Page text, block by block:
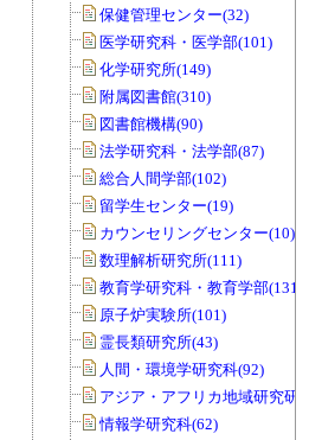
保健管理センター(32)
医学研究科・医学部(101)
化学研究所(149)
附属図書館(310)
図書館機構(90)
法学研究科・法学部(87)
総合人間学部(102)
留学生センター(19)
カウンセリングセンター(10)
数理解析研究所(111)
教育学研究科・教育学部(131)
原子炉実験所(101)
霊長類研究所(43)
人間・環境学研究科(92)
アジア・アフリカ地域研究研
情報学研究科(62)